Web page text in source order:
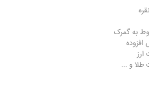
به گمرک
افزوده
طلا و ...